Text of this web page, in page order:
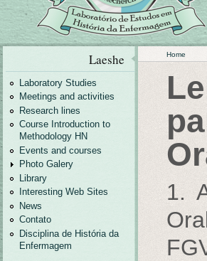
Home
1.
Laeshe
Laboratory Studies
Meetings and activities
Research lines
Course Introduction to
Methodology HN
Events and courses
Photo Galery
Library
Interesting Web Sites
News
Contato
Disciplina de História da
Enfermagem